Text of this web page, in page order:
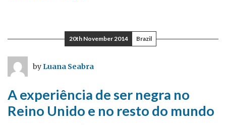
numa
cidade
20th November 2014 Brazil
by Luana Seabra
A experiência de ser negra no
Reino Unido e no resto do mundo